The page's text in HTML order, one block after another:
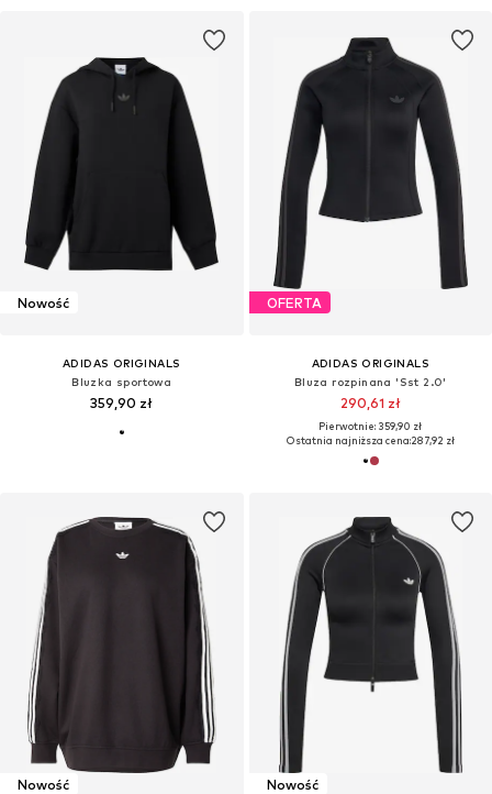
Nowość
ADIDAS ORIGINALS
Bluzka sportowa
359,90 zł
OFERTA
ADIDAS ORIGINALS
Bluza rozpinana 'Sst 2.0'
290,61 zł
Pierwotnie: 359,90 zł
Ostatnia najniższa cena:287,92 zł
Nowość Nowość